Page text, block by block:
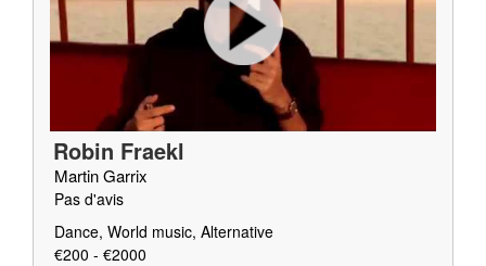
Robin Fraekl
Martin Garrix
Pas d'avis
Dance, World music, Alternative
€200 - €2000